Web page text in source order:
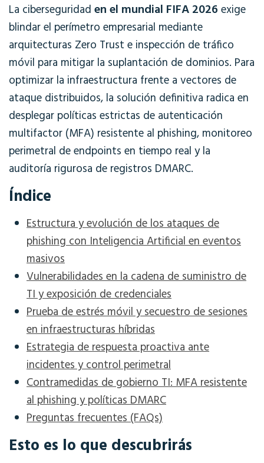
La ciberseguridad en el mundial FIFA 2026 exige
blindar el perímetro empresarial mediante
arquitecturas Zero Trust e inspección de tráfico
móvil para mitigar la suplantación de dominios. Para
optimizar la infraestructura frente a vectores de
ataque distribuidos, la solución definitiva radica en
desplegar políticas estrictas de autenticación
multifactor (MFA) resistente al phishing, monitoreo
perimetral de endpoints en tiempo real y la
auditoría rigurosa de registros DMARC.
Índice
Estructura y evolución de los ataques de
phishing con Inteligencia Artificial en eventos
masivos
Vulnerabilidades en la cadena de suministro de
TI y exposición de credenciales
Prueba de estrés móvil y secuestro de sesiones
en infraestructuras híbridas
Estrategia de respuesta proactiva ante
incidentes y control perimetral
Contramedidas de gobierno TI: MFA resistente
al phishing y políticas DMARC
Preguntas frecuentes (FAQs)
Esto es lo que descubrirás